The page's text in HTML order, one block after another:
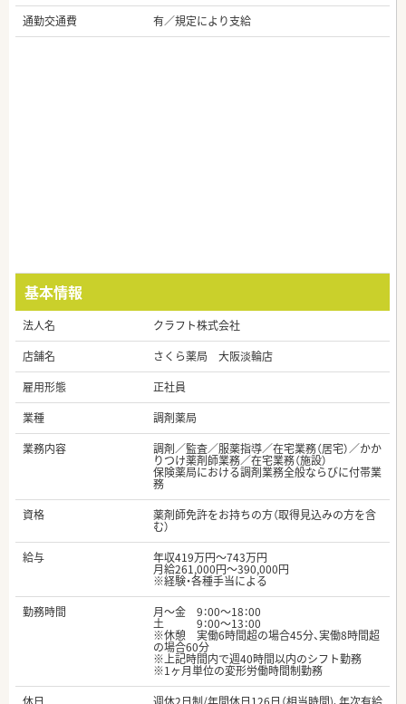
通勤交通費
有／規定により支給
基本情報
法人名
クラフト株式会社
店舗名
さくら薬局 大阪淡輪店
雇用形態
正社員
業種
調剤薬局
業務内容
調剤／監査／服薬指導／在宅業務（居宅）／かか
りつけ薬剤師業務／在宅業務（施設）
保険薬局における調剤業務全般ならびに付帯業
務
資格
薬剤師免許をお持ちの方（取得見込みの方を含
む）
給与
年収419万円～743万円
月給261,000円～390,000円
※経験・各種手当による
勤務時間
月～金 9：00～18：00
土 9：00～13：00
※休憩 実働6時間超の場合45分、実働8時間超
の場合60分
※上記時間内で週40時間以内のシフト勤務
※1ヶ月単位の変形労働時間制勤務